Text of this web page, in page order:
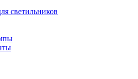
светильников